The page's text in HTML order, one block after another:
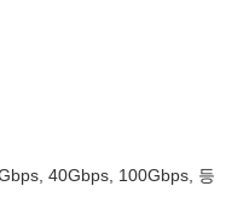
40Gbps, 100Gbps, 등